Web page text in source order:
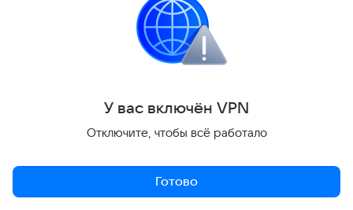
На заднем плане виден Кремль, но не привычный
нам, а белокаменный вперемешку с кирпичным, со
(Башмачные) ворота, через которые москвичи
ходили к реке за водой. Васнецов не просто
зафиксировал архитектуру, он наполнил ее бытом.
У вас включён VPN
Отключите, чтобы всё работало
Готово